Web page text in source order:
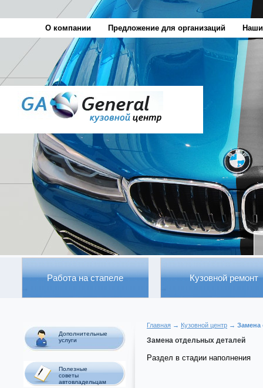
О компании Предложение для организаций
Работа на стапеле Кузовной ремонт
Дополнительные
услуги
Полезные
советы
автовладельцам
Главная → Кузовной центр → Замена
Замена отдельных деталей
Раздел в стадии наполнения